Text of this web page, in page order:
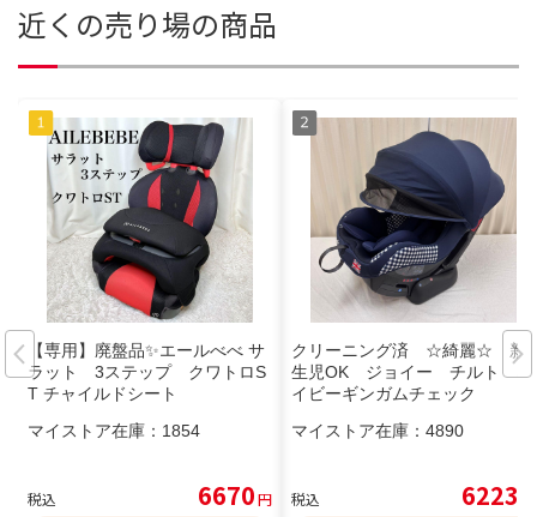
近くの売り場の商品
【専用】廃盤品✨エールべべ サ
ラット 3ステップ クワトロS
T チャイルドシート
マイストア在庫： 1854
税込 6670円
クリーニング済 ☆綺麗☆ 新
生児OK ジョイー チルト ネ
イビーギンガムチェック
マイストア在庫： 4890
税込 6223